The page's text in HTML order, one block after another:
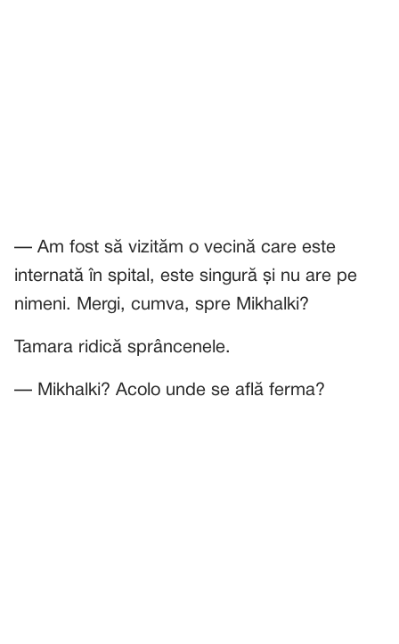
— Am fost să vizităm o vecină care este
internată în spital, este singură și nu are pe
nimeni. Mergi, cumva, spre Mikhalki?
Tamara ridică sprâncenele.
— Mikhalki? Acolo unde se află ferma?